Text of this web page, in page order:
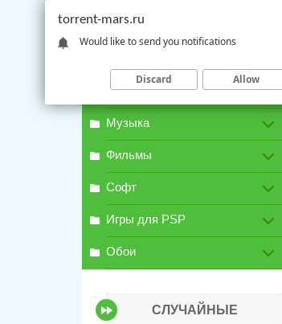
Игры для PC
Музыка
Фильмы
Софт
Игры для PSP
Обои
СЛУЧАЙНЫЕ
torrent-mars.ru
Would like to send you notifications
Discard Allow